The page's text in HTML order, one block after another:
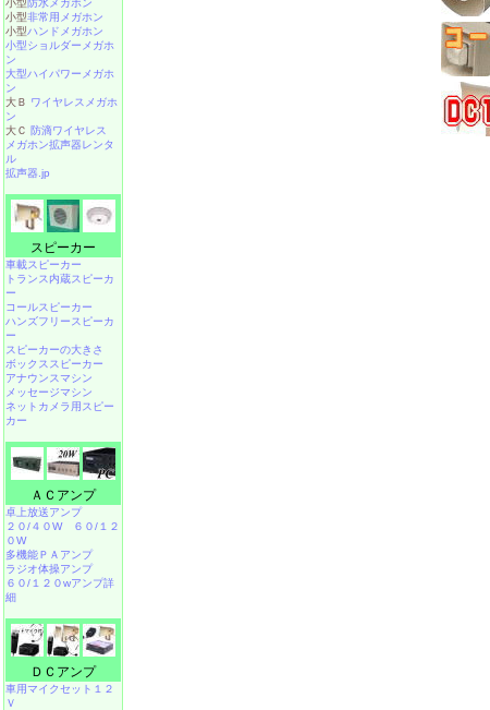
小型 防水メガホン
小型非常用メガホン
小型ハンドメガホン
小型ショルダーメガホ
ン
大型ハイパワーメガホ
ン
大Ｂ ワイヤレスメガホ
ン
大Ｃ 防滴ワイヤレス
メガホン拡声器レンタ
ル
拡声器.jp
スピーカー
車載スピーカー
トランス内蔵スピーカ
ー
コールスピーカー
ハンズフリースピーカ
ー
スピーカーの大きさ
ボックススピーカー
アナウンスマシン
メッセージマシン
ネットカメラ用スピー
カー
ＡＣアンプ
卓上放送アンプ
２０/４０W
６０/１２
０W
多機能ＰＡアンプ
ラジオ体操アンプ
６０/１２０wアンプ詳
細
ＤＣアンプ
車用マイクセット１２
Ｖ